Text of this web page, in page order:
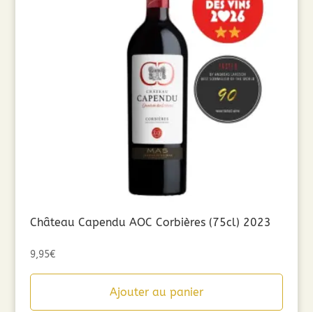
Château Capendu AOC Corbières (75cl) 2023
9,95€
Ajouter au panier